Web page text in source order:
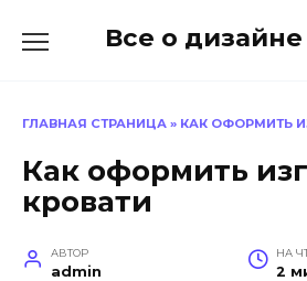
Все о
ГЛАВНАЯ СТРАНИЦА » КАК ОФОРМИТЬ
Как оформить
кровати
АВТОР
admin
НА
2